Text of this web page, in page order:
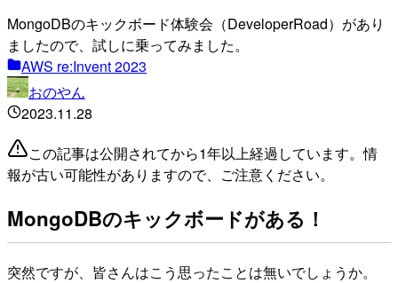
MongoDBのキックボード体験会（DeveloperRoad）があり
ましたので、試しに乗ってみました。
AWS re:Invent 2023
おのやん
2023.11.28
この記事は公開されてから1年以上経過しています。情
報が古い可能性がありますので、ご注意ください。
MongoDBのキックボードがある！
突然ですが、皆さんはこう思ったことは無いでしょうか。